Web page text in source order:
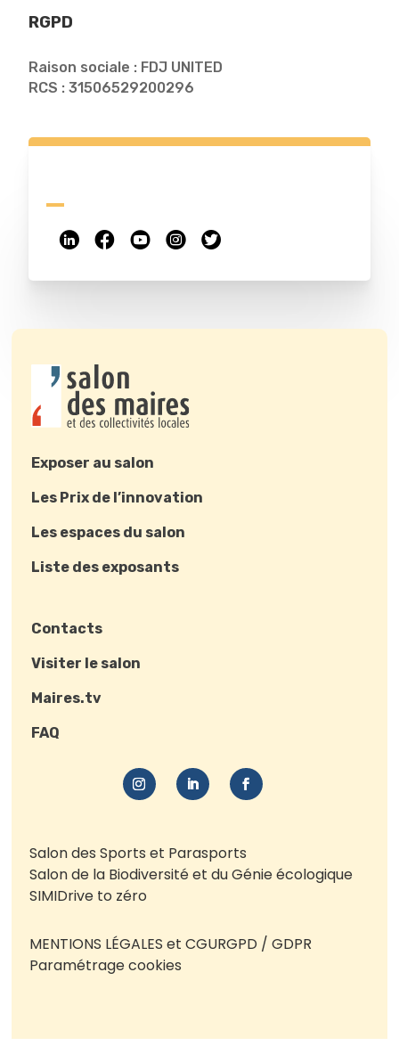
RGPD
Raison sociale : FDJ UNITED
RCS : 31506529200296
Exposer au salon
Les Prix de l’innovation
Les espaces du salon
Liste des exposants
Contacts
Visiter le salon
Maires.tv
FAQ
Salon des Sports et Parasports
Salon de la Biodiversité et du Génie écologique
SIMIDrive to zéro
MENTIONS LÉGALES et CGURGPD / GDPR
Paramétrage cookies